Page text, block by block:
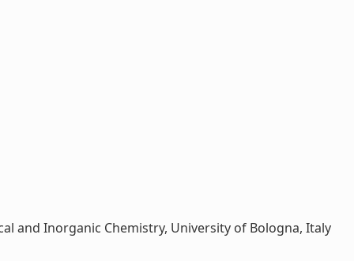
and Inorganic Chemistry, University of Bologna, Italy